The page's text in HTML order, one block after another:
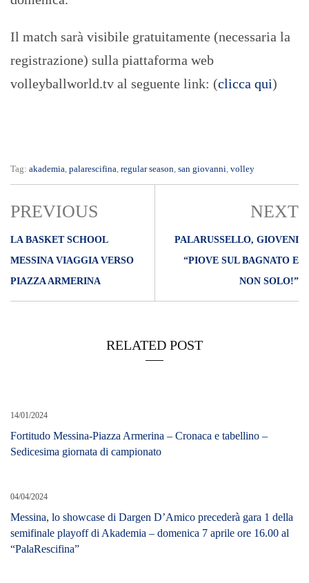
Il match sarà visibile gratuitamente (necessaria la
registrazione) sulla piattaforma web
volleyballworld.tv al seguente link: (clicca qui)
Tag: akademia, palarescifina, regular season, san giovanni, volley
PREVIOUS
LA BASKET SCHOOL
MESSINA VIAGGIA VERSO
PIAZZA ARMERINA
NEXT
PALARUSSELLO, GIOVENI
“PIOVE SUL BAGNATO E
NON SOLO!”
RELATED POST
14/01/2024
Fortitudo Messina-Piazza Armerina – Cronaca e tabellino –
Sedicesima giornata di campionato
04/04/2024
Messina, lo showcase di Dargen D’Amico precederà gara 1 della
semifinale playoff di Akademia – domenica 7 aprile ore 16.00 al
“PalaRescifina”